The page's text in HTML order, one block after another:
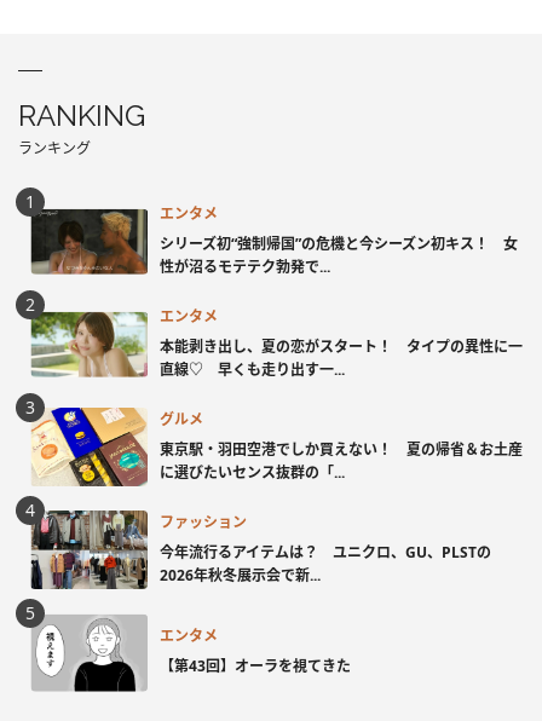
RANKING
ランキング
エンタメ
シリーズ初“強制帰国”の危機と今シーズン初キス！ 女
性が沼るモテテク勃発で...
エンタメ
本能剥き出し、夏の恋がスタート！ タイプの異性に一
直線♡ 早くも走り出す一...
グルメ
東京駅・羽田空港でしか買えない！ 夏の帰省＆お土産
に選びたいセンス抜群の「...
ファッション
今年流行るアイテムは？ ユニクロ、GU、PLSTの
2026年秋冬展示会で新...
エンタメ
【第43回】オーラを視てきた